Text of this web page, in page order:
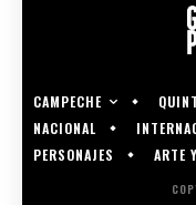
CAMPECHE
NACIONAL
PERSONAJES
ARTE